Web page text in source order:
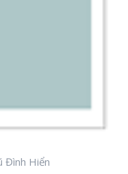
Đình Hiển